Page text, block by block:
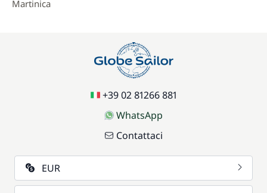
Martinica
+39 02 81266 881
WhatsApp
Contattaci
EUR